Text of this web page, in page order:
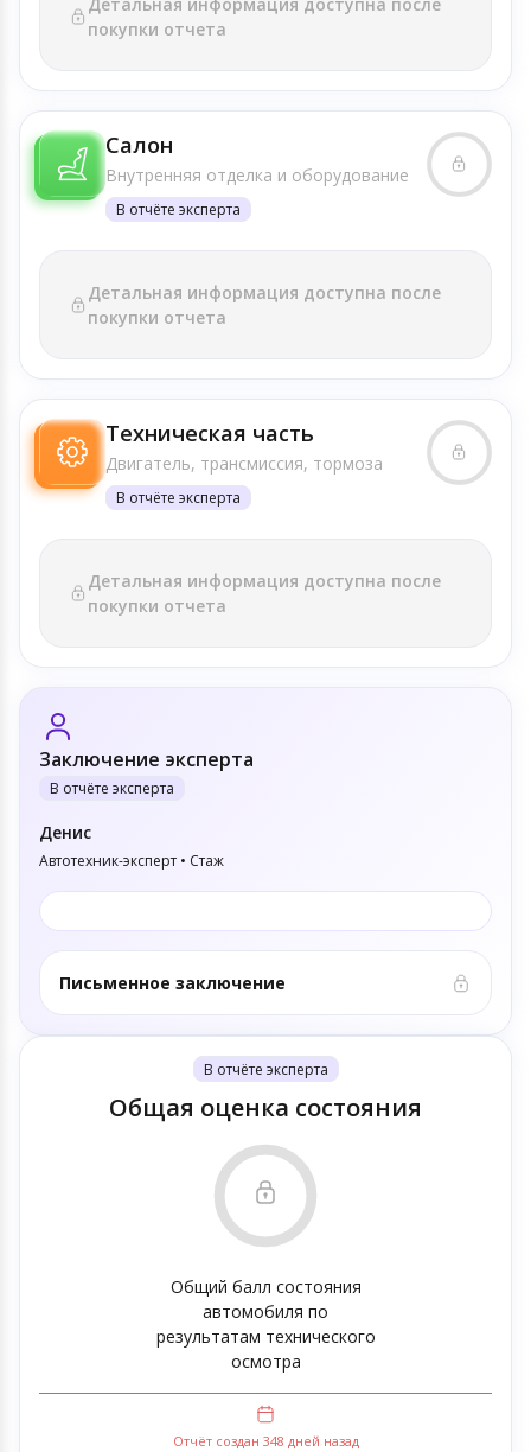
покупки отчета
Салон
Внутренняя отделка и оборудование
В отчёте эксперта
Детальная информация доступна после
покупки отчета
Техническая часть
Двигатель, трансмиссия, тормоза
В отчёте эксперта
Детальная информация доступна после
покупки отчета
Заключение эксперта
В отчёте эксперта
Денис
Автотехник-эксперт • Стаж
Письменное заключение
В отчёте эксперта
Общая оценка состояния
Общий балл состояния
автомобиля по
результатам технического
осмотра
Отчёт создан 348 дней назад